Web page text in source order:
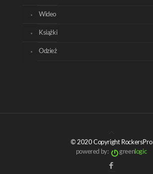
Wideo
Książki
Odzież
© 2020 Copyright RockersPro
powered by:
greenlogic